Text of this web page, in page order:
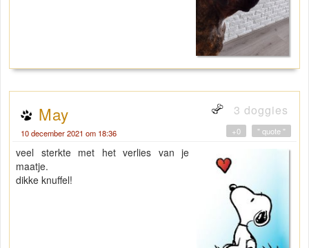
May 3 doggies
10 december 2021 om 18:36 " quote "
+0
veel sterkte met het verlies van je
maatje.
dikke knuffel!